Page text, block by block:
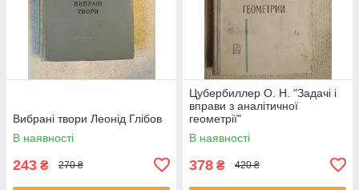
Вибрані твори Леонід Глібов
В наявності
243 ₴ 270 ₴
Цубербиллер О. Н. "Задачі і
вправи з аналітичної
геометрії"
В наявності
378 ₴ 420 ₴